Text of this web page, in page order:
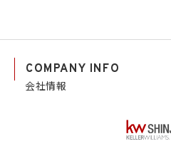
COMPANY INFO
会社情報